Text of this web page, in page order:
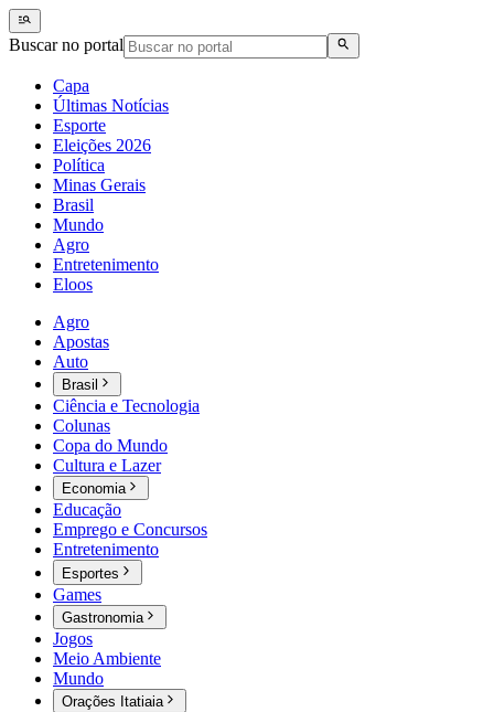
Buscar no portal
Capa
Últimas Notícias
Esporte
Eleições 2026
Política
Minas Gerais
Brasil
Mundo
Agro
Entretenimento
Eloos
Agro
Apostas
Auto
Brasil
Ciência e Tecnologia
Colunas
Copa do Mundo
Cultura e Lazer
Economia
Educação
Emprego e Concursos
Entretenimento
Esportes
Games
Gastronomia
Jogos
Meio Ambiente
Mundo
Orações Itatiaia